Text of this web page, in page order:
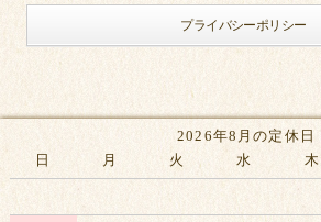
プライバシーポリシー
2026年8月の定休日
日
月 火 水 木